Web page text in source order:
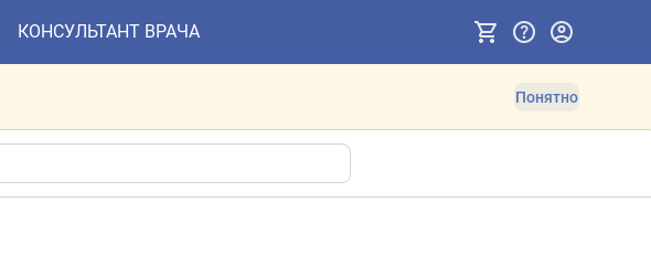
КОНСУЛЬТАНТ ВРАЧА
Понятно